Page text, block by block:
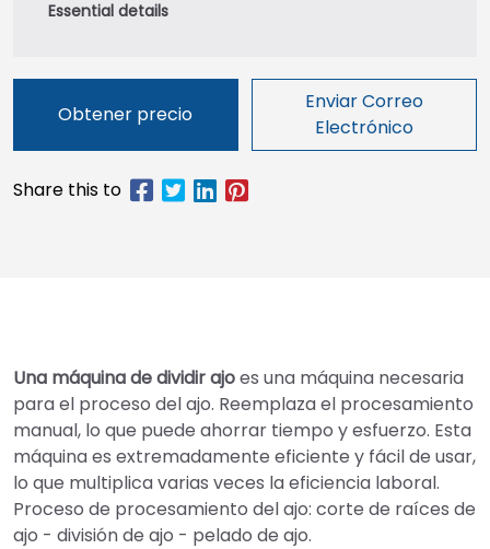
Obtener precio
Enviar Correo
Electrónico
Una máquina de dividir ajoes una máquina necesaria
para el proceso del ajo. Reemplaza el procesamiento
manual, lo que puede ahorrar tiempo y esfuerzo. Esta
máquina es extremadamente eficiente y fácil de usar,
lo que multiplica varias veces la eficiencia laboral.
Proceso de procesamiento del ajo: corte de raíces de
ajo - división de ajo - pelado de ajo.